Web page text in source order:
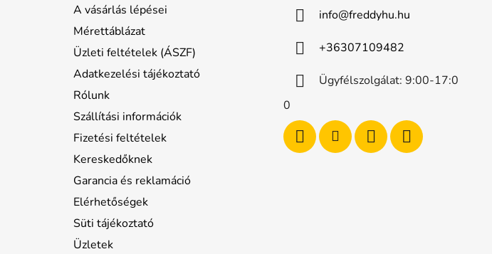
A vásárlás lépései
Mérettáblázat
Üzleti feltételek (ÁSZF)
Adatkezelési tájékoztató
Rólunk
Szállítási információk
Fizetési feltételek
Kereskedőknek
Garancia és reklamáció
Elérhetőségek
Süti tájékoztató
Üzletek
info@freddyhu.hu
+36307109482
Ügyfélszolgálat: 9:00-17:0
0